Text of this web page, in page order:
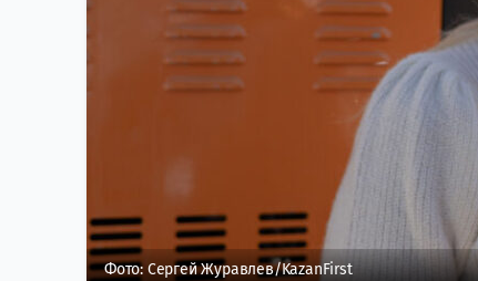
Фото: Сергей Журавлев/KazanFirst